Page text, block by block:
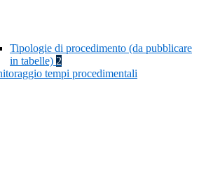
Tipologie di procedimento (da pubblicare
in tabelle) 2
tempi procedimentali